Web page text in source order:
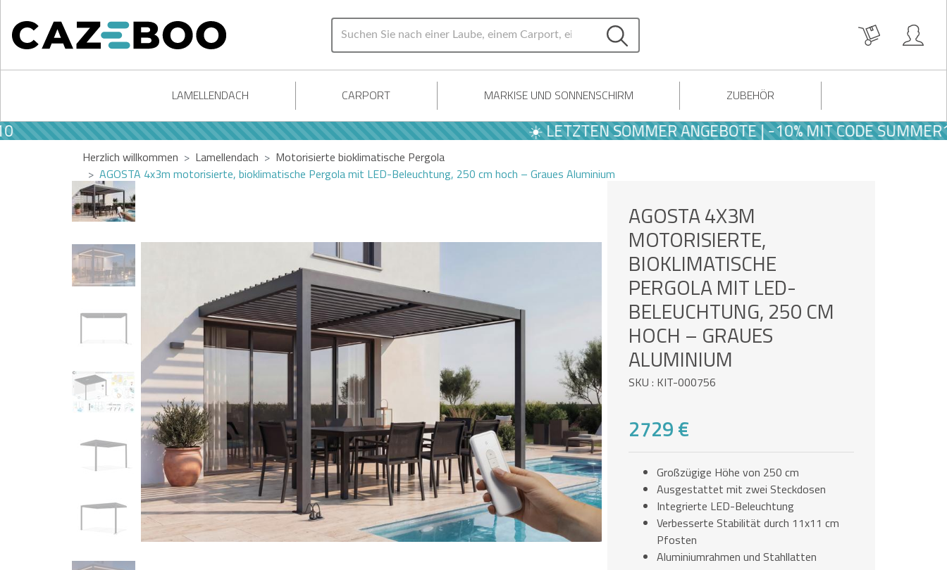
LAMELLENDACH CARPORT MARKISE UND SONNENSCHIRM ZUBEHÖR
☀️ LETZTEN SOMMER ANGEBOTE | -10% MIT CODE SUMMER10
Herzlich willkommen Lamellendach
Motorisierte bioklimatische Pergola
AGOSTA 4x3m motorisierte, bioklimatische Pergola mit LED-Beleuchtung, 250 cm hoch – Graues Aluminium
AGOSTA 4X3M
MOTORISIERTE,
BIOKLIMATISCHE
PERGOLA MIT LED-
BELEUCHTUNG, 250 CM
HOCH – GRAUES
ALUMINIUM
SKU : KIT-000756
2729 €
Großzügige Höhe von 250 cm
Ausgestattet mit zwei Steckdosen
Integrierte LED-Beleuchtung
Verbesserte Stabilität durch 11x11 cm
Pfosten
Aluminiumrahmen und Stahllatten